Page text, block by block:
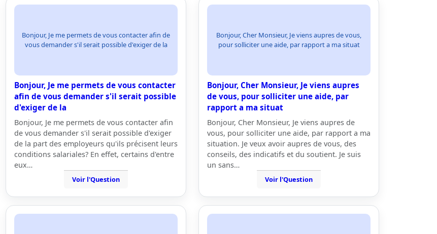
Bonjour, Je me permets de vous contacter afin de
vous demander s'il serait possible d'exiger de la
Bonjour, Je me permets de vous contacter
afin de vous demander s'il serait possible
d'exiger de la
Bonjour, Je me permets de vous contacter afin
de vous demander s'il serait possible d'exiger
de la part des employeurs qu'ils précisent leurs
conditions salariales? En effet, certains d'entre
eux…
Voir l'Question
Bonjour, Cher Monsieur, Je viens aupres de vous,
pour solliciter une aide, par rapport a ma situat
Bonjour, Cher Monsieur, Je viens aupres
de vous, pour solliciter une aide, par
rapport a ma situat
Bonjour, Cher Monsieur, Je viens aupres de
vous, pour solliciter une aide, par rapport a ma
situation. Je veux avoir aupres de vous, des
conseils, des indicatifs et du soutient. Je suis
un sans…
Voir l'Question